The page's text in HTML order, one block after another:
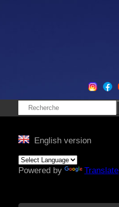
Rechercher
English version
Powered by Translate